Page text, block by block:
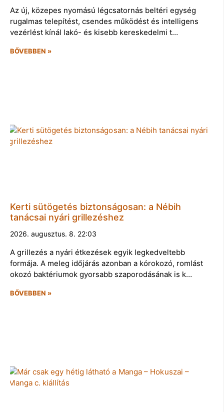
Az új, közepes nyomású légcsatornás beltéri egység
rugalmas telepítést, csendes működést és intelligens
vezérlést kínál lakó- és kisebb kereskedelmi t…
BŐVEBBEN »
Kerti sütögetés biztonságosan: a Nébih
tanácsai nyári grillezéshez
2026. augusztus. 8. 22:03
A grillezés a nyári étkezések egyik legkedveltebb
formája. A meleg időjárás azonban a kórokozó, romlást
okozó baktériumok gyorsabb szaporodásának is k…
BŐVEBBEN »